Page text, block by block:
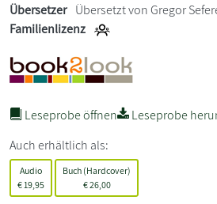
Übersetzer Übersetzt von Gregor
Familienlizenz
Leseprobe öffnen
Leseprobe
Auch erhältlich als:
Audio
€ 19,95
Buch (Hardcover)
€26,00